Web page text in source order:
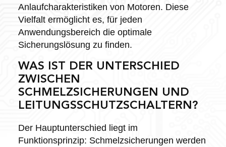
Anlaufcharakteristiken von Motoren. Diese
Vielfalt ermöglicht es, für jeden
Anwendungsbereich die optimale
Sicherungslösung zu finden.
WAS IST DER UNTERSCHIED
ZWISCHEN
SCHMELZSICHERUNGEN UND
LEITUNGSSCHUTZSCHALTERN?
Der Hauptunterschied liegt im
Funktionsprinzip: Schmelzsicherungen werden